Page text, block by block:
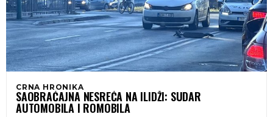
CRNA HRONIKA
SAOBRAĆAJNA NESREĆA NA ILIDŽI: SUDAR
AUTOMOBILA I ROMOBILA